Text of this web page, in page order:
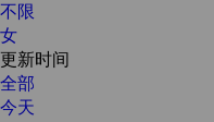
不限
女
更新时间
全部
今天